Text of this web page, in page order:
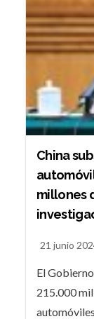
China
millones
21 junio
El
215.000
automóviles